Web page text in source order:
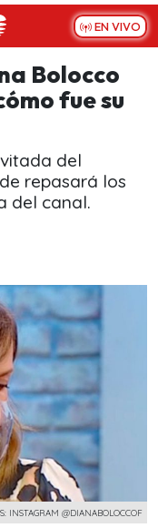
EN VIVO
Bolocco
fue su
del
repasará los
del canal.
INSTAGRAM @DIANABOLOCCOF